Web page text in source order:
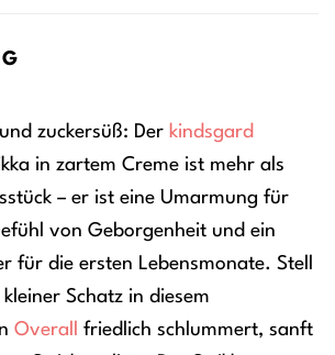
zuckersüß: Der kindsgard
in zartem Creme ist mehr als
– er ist eine Umarmung für
von Geborgenheit und ein
für die ersten Lebensmonate. Stell
Schatz in diesem
Overall
friedlich schlummert, sanft